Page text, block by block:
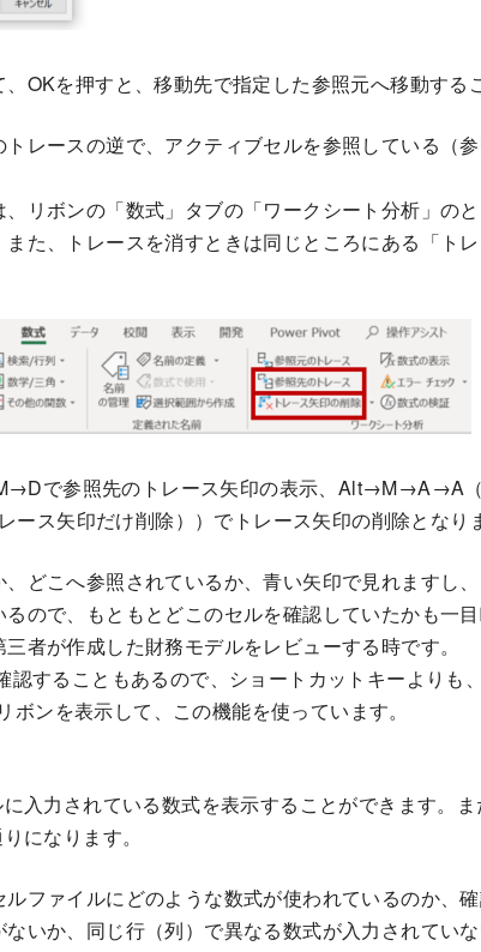
OKを押すと、移動先で指定した参照元へ移動する
レースの逆で、アクティブセルを参照している（
リボンの「数式」タブの「ワークシート分析」の
た、トレースを消すときは同じところにある「ト
で参照先のトレース矢印の表示、Alt→M→A→A
ス矢印だけ削除））でトレース矢印の削除となりま
どこへ参照されているか、青い矢印で見れますし
ので、もともとどこのセルを確認していたかも一目
者が作成した財務モデルをレビューする時です。
認することもあるので、ショートカットキーよりも
ンを表示して、この機能を使っています。
入力されている数式を表示することができます。ま
になります。
ファイルにどのような数式が使われているのか、確
いか、同じ行（列）で異なる数式が入力されてい